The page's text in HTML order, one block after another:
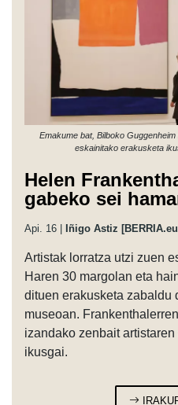
Emakume bat, Bilboko
eskainitako erakusketa
Helen
gabeko sei
Api. 16 | Iñigo Astiz
Artistak lorratza utzi zuen
Haren 30 margolan eta
dituen erakusketa zabaldu
museoan.
izandako zenbait
ikusgai.